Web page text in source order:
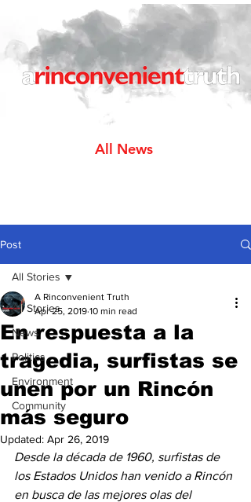
All News
Post
All Stories
News
Politics
Environment
Community
All Stories
En respuesta a la
tragedia, surfistas se
unen por un Rincón
más seguro
A Rinconvenient Truth
Apr 25, 2019 10 min read
Updated: Apr 26, 2019
Desde la década de 1960, surfistas de
los Estados Unidos han venido a Rincón
en busca de las mejores olas del